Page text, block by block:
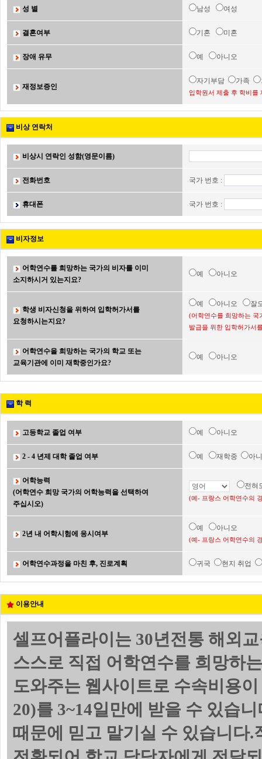
성 별 남성 여성
결혼여부 기혼 미혼
장애 유무 예 아니오
재정보증인
자기부담 가족
입학원서 제출 후 학비를
비상 연락처
비상시 연락인 성함(영문이름)
전화번호 국가 번호 :
휴대폰 국가 번호 :
비자정보
어학연수를 희망하는 국가의 비자를 이미
소지하시거 있는지요?
예 아니오
학생 비자신청을 위하여 입학허가서를
요청하시는지요?
예 아니오 잘
(어학연수를 희망하는 국
발급을 위한 입학허가서
어학연수을 희망하는 국가의 학교 또는
교육기관에 이미 재학중인가요?
예 아니오
학 력
고등학교 졸업 여부 예 아니오
2 - 4 년제 대학 졸업 여부 예 재학중 아
어학능력
(어학연수 희망 국가의 어학능력을 선택하여
주십시오)
전
(예- 프랑스 어학연수의
2년 내 어학시험에 응시여부
예 아니오
(예- 프랑스 어학연수의
어학연수과정을 마친 후, 진로계획 귀국 현지 취업
이용안내
셀프어플라이는 30년전통 해외
스스로 직접 어학연수를 희망하
도와주는 웹사이트로 수속비용
20)를 3~14일만에 받을 수 있습
때문에 믿고 맡기실 수 있습니다.